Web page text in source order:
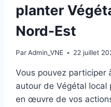
ZONE
NORD-
EST
planter
Nord-Est
ParAdmin_VNE 22 juillet
Vous pouvez participer
autour de Végétal local
en œuvre de vos